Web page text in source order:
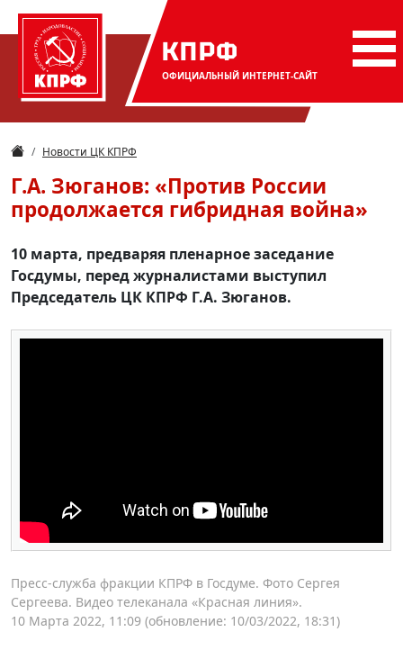
КПРФ
ОФИЦИАЛЬНЫЙ ИНТЕРНЕТ-САЙТ
Новости ЦК КПРФ
Г.А. Зюганов: «Против России
продолжается гибридная война»
10 марта, предваряя пленарное заседание
Госдумы, перед журналистами выступил
Председатель ЦК КПРФ Г.А. Зюганов.
Пресс-служба фракции КПРФ в Госдуме. Фото Сергея
Сергеева. Видео телеканала «Красная линия».
10 Марта 2022, 11:09 (обновление: 10/03/2022, 18:31)